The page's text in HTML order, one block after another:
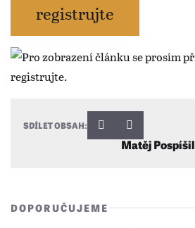
registrujte
Matěj Pospíšil
SDÍLET OBSAH:
DOPORUČUJEME